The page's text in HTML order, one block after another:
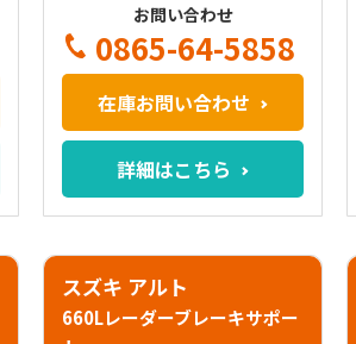
お問い合わせ
0865-64-5858
在庫お問い合わせ
詳細はこちら
スズキ アルト
660Lレーダーブレーキサポー